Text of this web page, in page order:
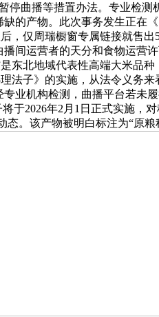
播等措置办法。专业检测
的产物。此次事务发生正在
仅周瑞橱窗专属链接就售
间运营者的天分和食物运营
东北地域代表性高端大米品
法子》的实施，从法令义务
业机构检测，曲播平台若未
2026年2月1日正式实施，
。该产物被明白标注为“原